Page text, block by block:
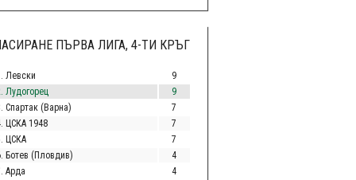
ПЪРВА ЛИГА, 4-ТИ КРЪГ
Левски
9
Лудогорец
9
Спартак (Варна)
7
ЦСКА 1948
7
ЦСКА
7
Ботев (Пловдив)
4
Арда
4